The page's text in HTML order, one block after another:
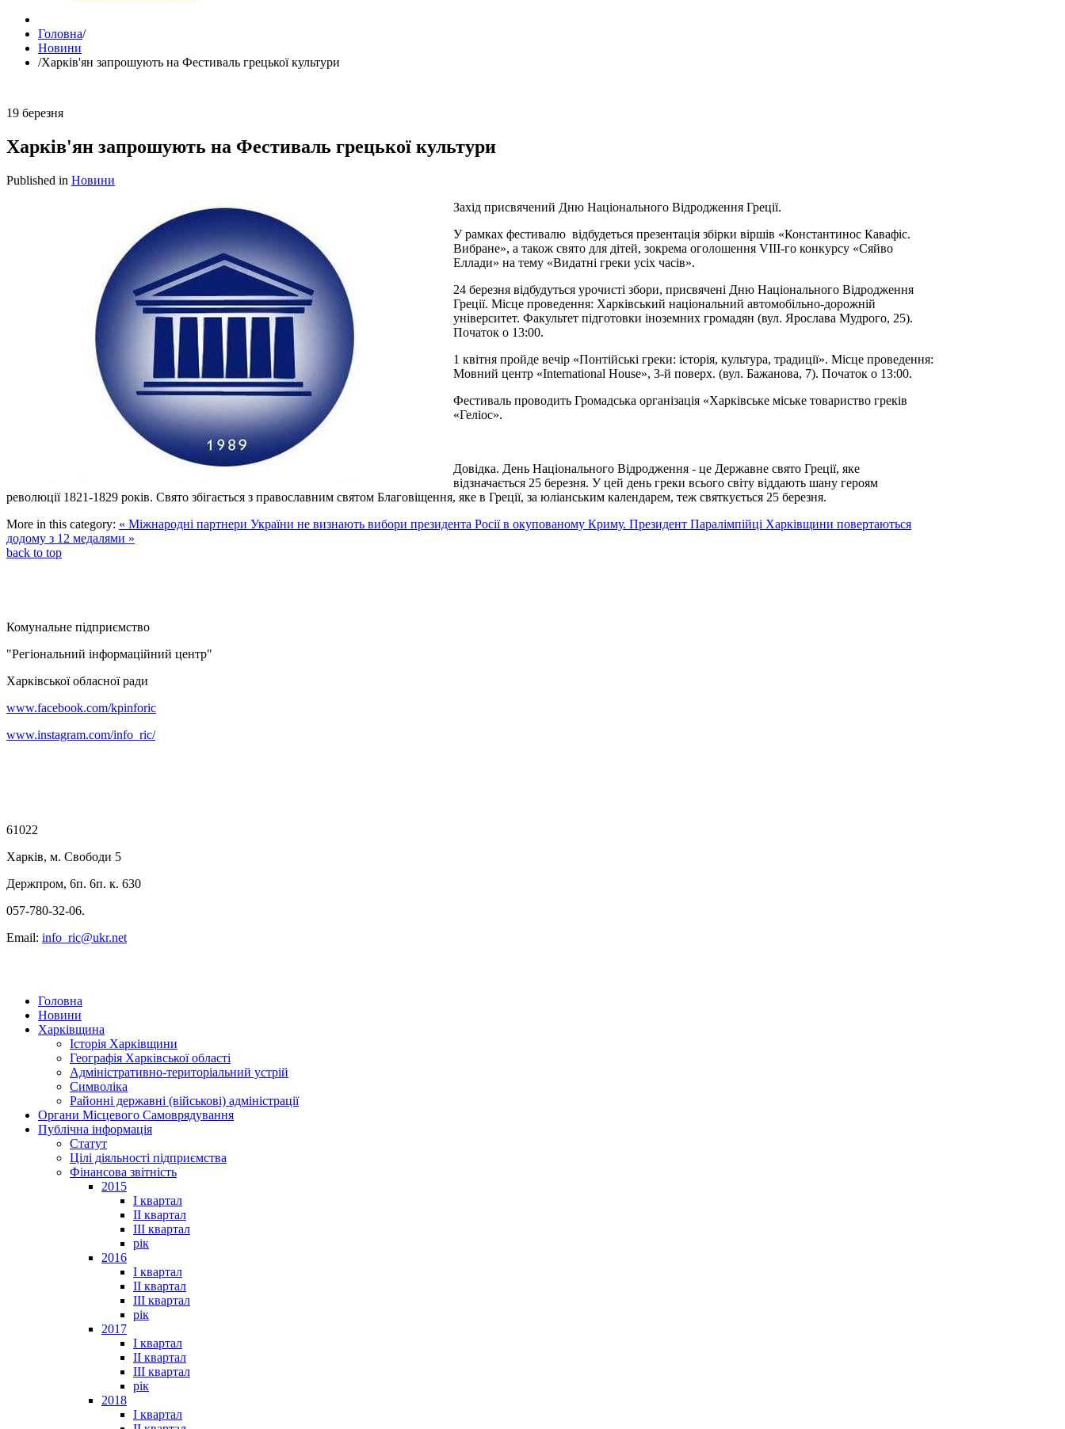
Головна/
Новини
/Харків'ян запрошують на Фестиваль грецької культури
19 березня
Харків'ян запрошують на Фестиваль грецької культури
Published in Новини
Захід присвячений Дню Національного Відродження Греції.
У рамках фестивалю відбудеться презентація збірки віршів «Константинос Кавафіс.
Вибране», а також свято для дітей, зокрема оголошення VIII-го конкурсу «Сяйво
Еллади» на тему «Видатні греки усіх часів».
24 березня відбудуться урочисті збори, присвячені Дню Національного Відродження
Греції. Місце проведення: Харківський національний автомобільно-дорожній
університет. Факультет підготовки іноземних громадян (вул. Ярослава Мудрого, 25).
Початок о 13:00.
1 квітня пройде вечір «Понтійські греки: історія, культура, традиції». Місце проведення:
Мовний центр «International House», 3-й поверх. (вул. Бажанова, 7). Початок о 13:00.
Фестиваль проводить Громадська організація «Харківське міське товариство греків
«Геліос».
Довідка. День Національного Відродження - це Державне свято Греції, яке
відзначається 25 березня. У цей день греки всього світу віддають шану героям
революції 1821-1829 років. Свято збігається з православним святом Благовіщення, яке в Греції, за юліанським календарем, теж святкується 25 березня.
More in this category: « Міжнародні партнери України не визнають вибори президента Росії в окупованому Криму. Президент Паралімпійці Харківщини повертаються
додому з 12 медалями »
back to top
Комунальне підприємство
"Регіональний інформаційний центр"
Харківської обласної ради
www.facebook.com/kpinforic
www.instagram.com/info_ric/
61022
Харків, м. Свободи 5
Держпром, 6п. 6п. к. 630
057-780-32-06.
Email: info_ric@ukr.net
Головна
Новини
Харківщина
Історія Харківщини
Географія Харківської області
Адміністративно-територіальний устрій
Символіка
Районні державні (військові) адміністрації
Органи Місцевого Самоврядування
Публічна інформація
Статут
Цілі діяльності підприємства
Фінансова звітність
2015
I квартал
II квартал
III квартал
рік
2016
I квартал
II квартал
III квартал
рік
2017
I квартал
II квартал
III квартал
рік
2018
I квартал